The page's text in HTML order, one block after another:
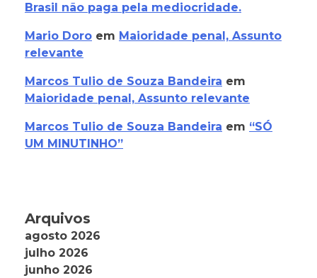
Brasil não paga pela mediocridade.
Mario Doro em Maioridade penal, Assunto
relevante
Marcos Tulio de Souza Bandeira em
Maioridade penal, Assunto relevante
Marcos Tulio de Souza Bandeira em “SÓ
UM MINUTINHO”
Arquivos
agosto 2026
julho 2026
junho 2026